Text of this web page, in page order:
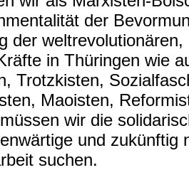
der
der
in Thüringen wie
Trotzkisten,
Maoisten,
wir die
und zukünftig
suchen.